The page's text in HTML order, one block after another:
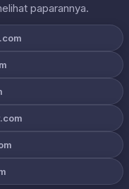
paparannya.